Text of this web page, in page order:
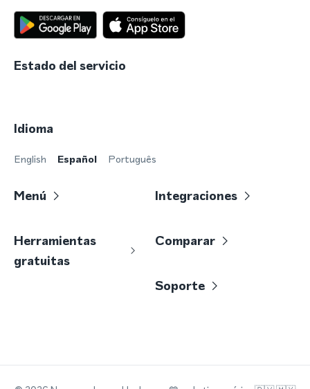
Estado del servicio
Idioma
English Español Português
Menú Integraciones
Herramientas
gratuitas
Comparar
Soporte